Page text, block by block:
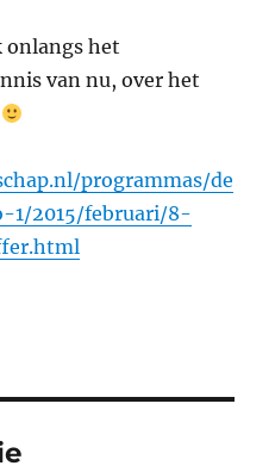
onlangs het
van nu, over het
programmas/de
1/2015/februari/8-